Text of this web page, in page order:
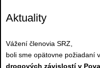
Aktuality
Vážení členovia SRZ,
boli sme opätovne požiadaní
drogových závislostí v